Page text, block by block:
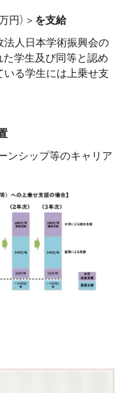
円）＞ を支給
法人日本学術振興会の
た学生及び同等と認め
いる学生には上乗せ支
ンシップ等のキャリア